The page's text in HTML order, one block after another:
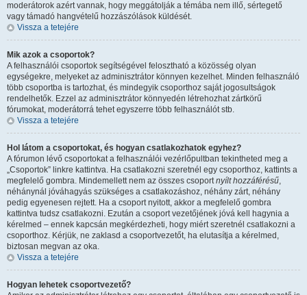
moderátorok azért vannak, hogy meggátolják a témába nem illő, sértegető
vagy támadó hangvételű hozzászólások küldését.
Vissza a tetejére
Mik azok a csoportok?
A felhasználói csoportok segítségével felosztható a közösség olyan
egységekre, melyeket az adminisztrátor könnyen kezelhet. Minden felhasználó
több csoportba is tartozhat, és mindegyik csoporthoz saját jogosultságok
rendelhetők. Ezzel az adminisztrátor könnyedén létrehozhat zártkörű
fórumokat, moderátorrá tehet egyszerre több felhasználót stb.
Vissza a tetejére
Hol látom a csoportokat, és hogyan csatlakozhatok egyhez?
A fórumon lévő csoportokat a felhasználói vezérlőpultban tekintheted meg a
„Csoportok” linkre kattintva. Ha csatlakozni szeretnél egy csoporthoz, kattints a
megfelelő gombra. Mindemellett nem az összes csoportnyílt hozzáférésű,
néhánynál jóváhagyás szükséges a csatlakozáshoz, néhány zárt, néhány
pedig egyenesen rejtett. Ha a csoport nyitott, akkor a megfelelő gombra
kattintva tudsz csatlakozni. Ezután a csoport vezetőjének jóvá kell hagynia a
kérelmed – ennek kapcsán megkérdezheti, hogy miért szeretnél csatlakozni a
csoporthoz. Kérjük, ne zaklasd a csoportvezetőt, ha elutasítja a kérelmed,
biztosan megvan az oka.
Vissza a tetejére
Hogyan lehetek csoportvezető?